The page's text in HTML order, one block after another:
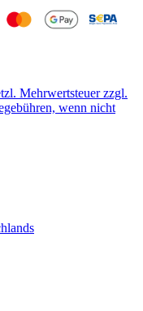
Mehrwertsteuer zzgl.
wenn nicht